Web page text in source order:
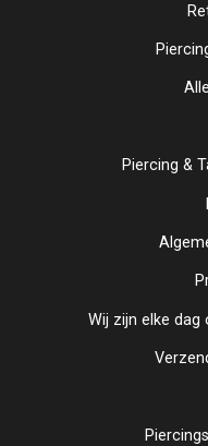
Piercing &
Wij zijn elke